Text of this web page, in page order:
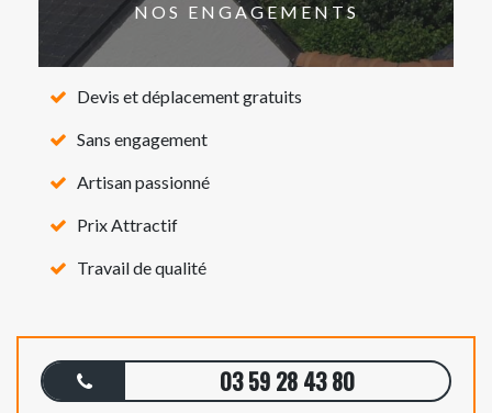
NOS ENGAGEMENTS
Devis et déplacement gratuits
Sans engagement
Artisan passionné
Prix Attractif
Travail de qualité
03 59 28 43 80